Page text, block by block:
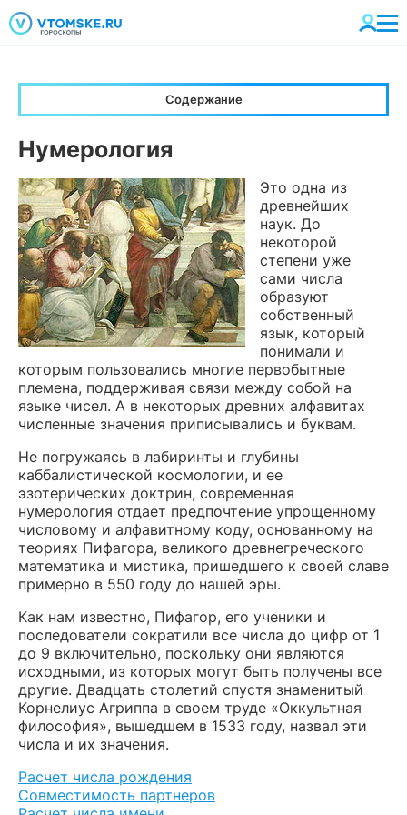
Содержание
Нумерология
Это одна из
древнейших
наук. До
некоторой
степени уже
сами числа
образуют
собственный
язык, который
понимали и
которым пользовались многие первобытные
племена, поддерживая связи между собой на
языке чисел. А в некоторых древних алфавитах
численные значения приписывались и буквам.
Не погружаясь в лабиринты и глубины
каббалистической космологии, и ее
эзотерических доктрин, современная
нумерология отдает предпочтение упрощенному
числовому и алфавитному коду, основанному на
теориях Пифагора, великого древнегреческого
математика и мистика, пришедшего к своей славе
примерно в 550 году до нашей эры.
Как нам известно, Пифагор, его ученики и
последователи сократили все числа до цифр от 1
до 9 включительно, поскольку они являются
исходными, из которых могут быть получены все
другие. Двадцать столетий спустя знаменитый
Корнелиус Агриппа в своем труде «Оккультная
философия», вышедшем в 1533 году, назвал эти
числа и их значения.
Расчет числа рождения
Совместимость партнеров